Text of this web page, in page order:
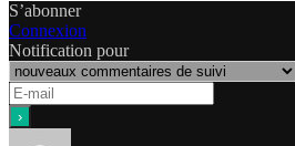
S’abonner
Connexion
Notification pour